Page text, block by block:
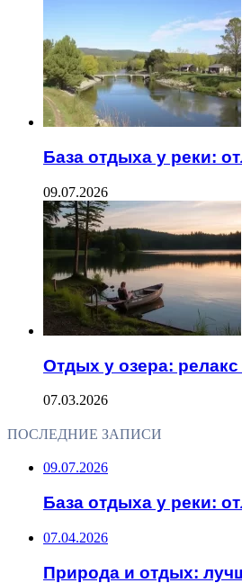
База отдыха у реки:
09.07.2026
Отдых у озера:
07.03.2026
ПОСЛЕДНИЕ ЗАПИСИ
09.07.2026
База отдыха у реки:
07.04.2026
Природа и отдых: